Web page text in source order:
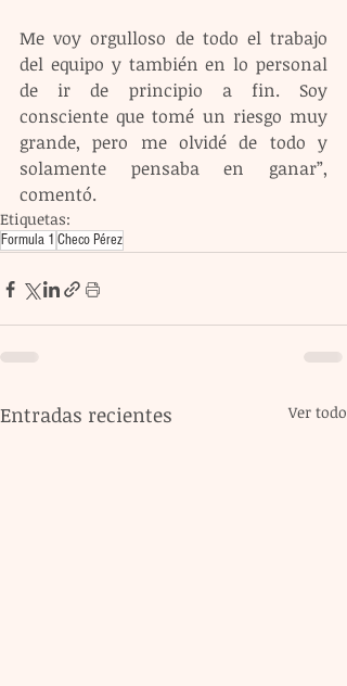
Me voy orgulloso de todo el trabajo
del equipo y también en lo personal
de ir de principio a fin. Soy
consciente que tomé un riesgo muy
grande, pero me olvidé de todo y
solamente pensaba en ganar”,
comentó.
Etiquetas:
Formula 1 Checo Pérez
Entradas recientes Ver todo